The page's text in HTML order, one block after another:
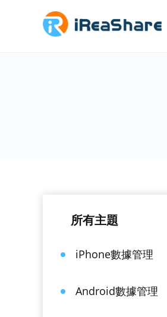
所有主題
iPhone數據管理
Android數據管理